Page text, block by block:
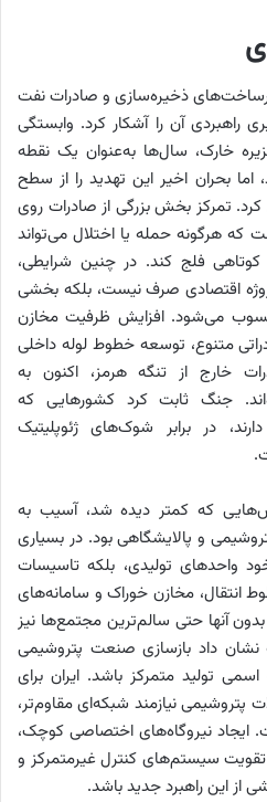
ذخیره‌سازی و صادرات نفت
آن را آشکار کرد. وابستگی
خارک، سال‌ها به‌عنوان یک نقطه
بحران اخیر این تهدید را از سطح
تمرکز بخش بزرگی از صادرات روی
که هرگونه حمله یا اختلال می‌تواند
فلج کند. در چنین شرایطی،
اقتصادی صرف نیست، بلکه بخشی
می‌شود. افزایش ظرفیت مخازن
متنوع، توسعه خطوط لوله داخلی
خارج از تنگه هرمز، اکنون به
جنگ ثابت کرد کشورهایی که
در برابر شوک‌های ژئوپلیتیک
که کمتر دیده شد، آسیب به
و پالایشگاهی بود. در بسیاری
واحدهای تولیدی، بلکه تاسیسات
انتقال، مخازن خوراک و سامانه‌های
آنها حتی سالم‌ترین مجتمع‌ها نیز
نشان داد بازسازی صنعت پتروشیمی
اسمی تولید متمرکز باشد. ایران برای
پتروشیمی نیازمند شبکه‌ای مقاوم‌تر،
ایجاد نیروگاه‌های اختصاصی کوچک،
سیستم‌های کنترل غیرمتمرکز و
از این راهبرد جدید باشد.